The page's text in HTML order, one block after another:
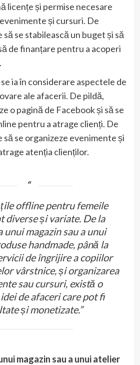
licențe și permise necesare
și cursuri. De
se stabilească un buget și să
de finanțare pentru a acoperi
ia în considerare aspectele de
ale afacerii. De pildă,
o pagină de Facebook și să se
pentru a atrage clienți. De
să se organizeze evenimente și
atenția clienților.
offline pentru femeile
diverse și variate. De la
unui magazin sau a unui
handmade, până la
de îngrijire a copiilor
vârstnice, și organizarea
sau cursuri, există o
de afaceri care pot fi
și monetizate.”
magazin sau a unui atelier